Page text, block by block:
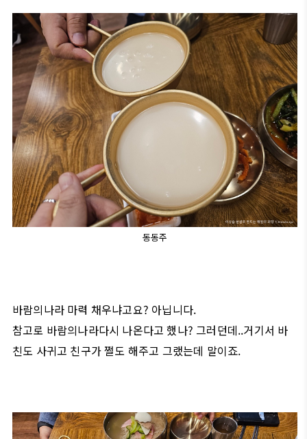
동동주
바람의나라 마력 채우냐고요? 아닙니다.
참고로 바람의나라다시 나온다고 했나? 그러던데..거기서 바
친도 사귀고 친구가 쩔도 해주고 그랬는데 말이죠.